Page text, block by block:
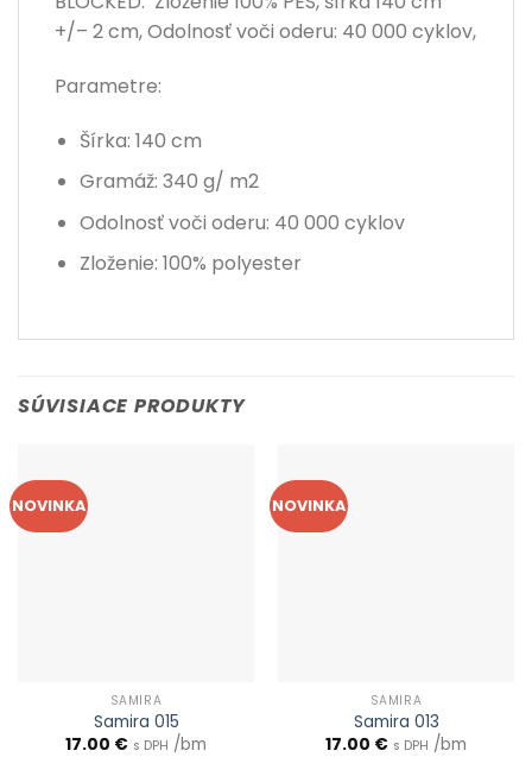
+/– 2cm, Odolnosť voči oderu: 40 000 cyklov,
Parametre:
Šírka: 140 cm
Gramáž: 340 g/ m2
Odolnosť voči oderu: 40 000 cyklov
Zloženie: 100% polyester
SÚVISIACE PRODUKTY
NOVINKA
SAMIRA
Samira 015
17.00 € s DPH /bm
NOVINKA
SAMIRA
Samira 013
17.00 € s DPH /bm